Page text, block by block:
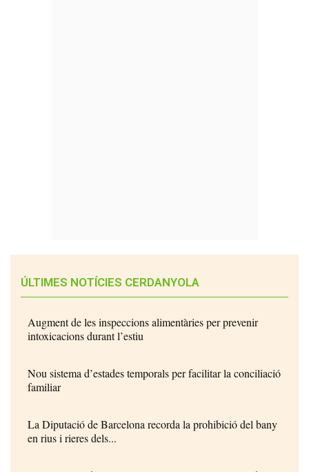
ÚLTIMES NOTÍCIES CERDANYOLA
Augment de les inspeccions alimentàries per prevenir
intoxicacions durant l’estiu
Nou sistema d’estades temporals per facilitar la conciliació
familiar
La Diputació de Barcelona recorda la prohibició del bany
en rius i rieres dels...